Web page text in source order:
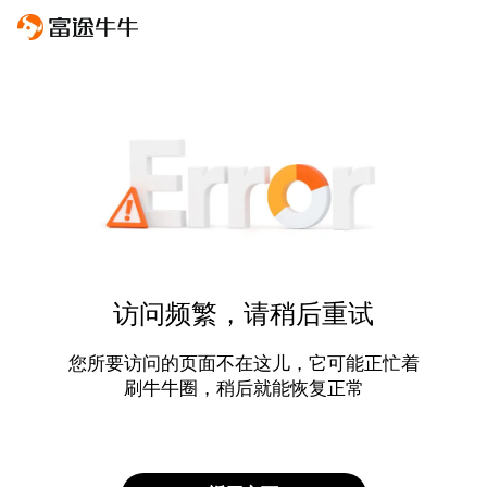
访问频繁，请稍后重试
您所要访问的页面不在这儿，它可能正忙着
刷牛牛圈，稍后就能恢复正常